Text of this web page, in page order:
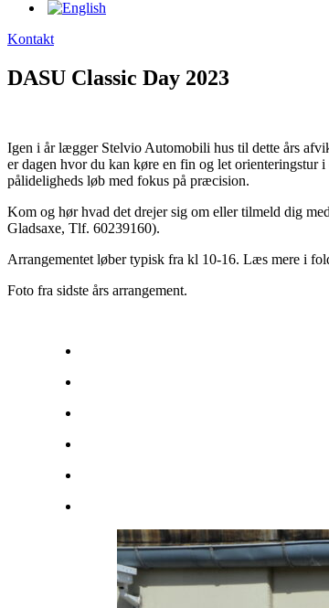
Kontakt
DASU Classic Day 2023
Igen i år lægger Stelvio Automobili hus til dette års
er dagen hvor du kan køre en fin og let
pålideligheds løb med fokus på præcision.
Kom og hør hvad det drejer sig om eller tilmeld dig
Gladsaxe, Tlf. 60239160).
Arrangementet løber typisk fra kl 10-16. Læs mere i
Foto fra sidste års arrangement.